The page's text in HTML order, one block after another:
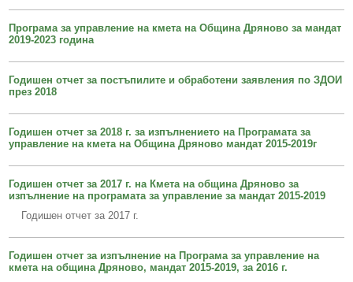
Проекти по европейски програми
Управление при кризи, обществен ред и сигурност
BG05SFPR001-1.004-0019-C01 „Утвърждаване на интеркултурното
образование в община Дряново“
Програма за управление на кмета на Община Дряново за мандат
2019-2023 година
Годишен отчет за постъпилите и обработени заявления по ЗДОИ
през 2018
Годишен отчет за 2018 г. за изпълнението на Програмата за
управление на кмета на Община Дряново мандат 2015-2019г
Годишен отчет за 2017 г. на Кмета на община Дряново за
изпълнение на програмата за управление за мандат 2015-2019
Годишен отчет за 2017 г.
Годишен отчет за изпълнение на Програма за управление на
кмета на община Дряново, мандат 2015-2019, за 2016 г.
Мнения на гражданите